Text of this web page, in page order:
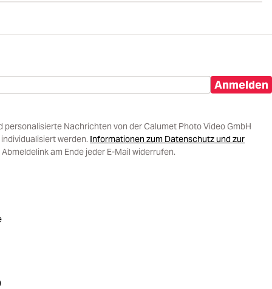
Anmelden
Nachrichten von der Calumet Photo Video GmbH
werden. Informationen zum Datenschutz und zur
am Ende jeder E-Mail widerrufen.